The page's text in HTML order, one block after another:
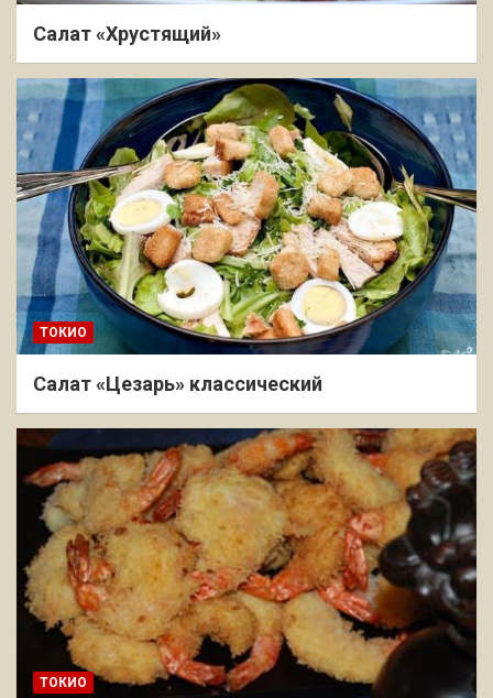
Салат «Хрустящий»
ТОКИО
Салат «Цезарь» классический
ТОКИО